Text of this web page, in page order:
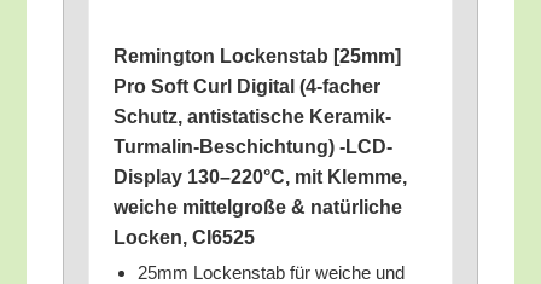
Reming­ton Locken­stab [25mm]
Pro Soft Curl Digi­tal (4‑facher
Schutz, anti­sta­ti­sche Kera­mik-
Turm­a­lin-Beschich­tung) ‑LCD-
Dis­play 130–220°C, mit Klem­me,
wei­che mit­tel­gro­ße & natür­li­che
Locken, CI6525
25mm Locken­stab für wei­che und